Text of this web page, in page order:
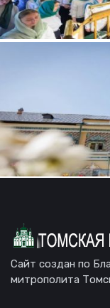
Сайт создан по
митрополита